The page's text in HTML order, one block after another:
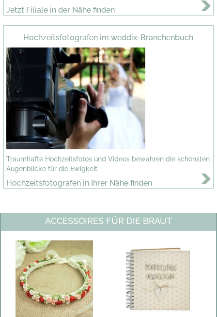
Jetzt Filiale in der Nähe finden
Hochzeitsfotografen im weddix-Branchenbuch
Traumhafte Hochzeitsfotos und Videos bewahren die schönsten
Augenblicke für die Ewigkeit
Hochzeitsfotografen in Ihrer Nähe finden
ACCESSOIRES FÜR DIE BRAUT